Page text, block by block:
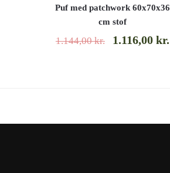
Puf med patchwork 60x70x36
cm stof
1.144,00kr. 1.116,00 kr.